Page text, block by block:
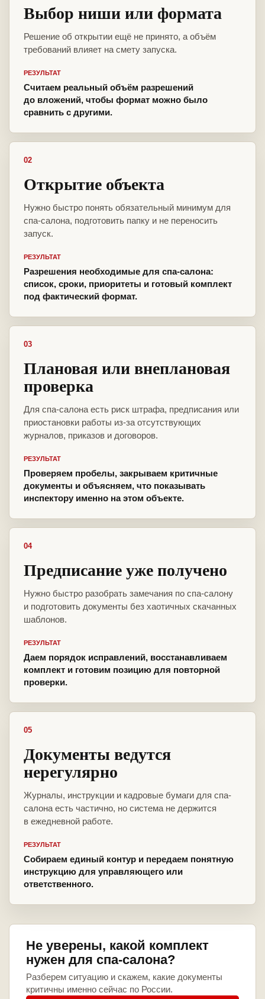
Выбор ниши или формата
Решение об открытии ещё не принято, а объём
требований влияет на смету запуска.
РЕЗУЛЬТАТ
Считаем реальный объём разрешений
до вложений, чтобы формат можно было
сравнить с другими.
02
Открытие объекта
Нужно быстро понять обязательный минимум для
спа-салона, подготовить папку и не переносить
запуск.
РЕЗУЛЬТАТ
Разрешения необходимые для спа-салона:
список, сроки, приоритеты и готовый комплект
под фактический формат.
03
Плановая или внеплановая
проверка
Для спа-салона есть риск штрафа, предписания или
приостановки работы из-за отсутствующих
журналов, приказов и договоров.
РЕЗУЛЬТАТ
Проверяем пробелы, закрываем критичные
документы и объясняем, что показывать
инспектору именно на этом объекте.
04
Предписание уже получено
Нужно быстро разобрать замечания по спа-салону
и подготовить документы без хаотичных скачанных
шаблонов.
РЕЗУЛЬТАТ
Даем порядок исправлений, восстанавливаем
комплект и готовим позицию для повторной
проверки.
05
Документы ведутся
нерегулярно
Журналы, инструкции и кадровые бумаги для спа-
салона есть частично, но система не держится
в ежедневной работе.
РЕЗУЛЬТАТ
Собираем единый контур и передаем понятную
инструкцию для управляющего или
ответственного.
Не уверены, какой комплект
нужен для спа-салона?
Разберем ситуацию и скажем, какие документы
критичны именно сейчас по России.